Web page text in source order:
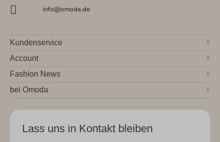
info@omoda.de
Kundenservice
Account
Fashion News
bei Omoda
Lass uns in Kontakt bleiben